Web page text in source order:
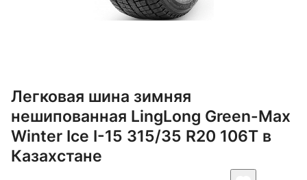
Легковая шина зимняя
нешипованная LingLong Green-Max
Winter Ice I-15 315/35 R20 106T в
Казахстане